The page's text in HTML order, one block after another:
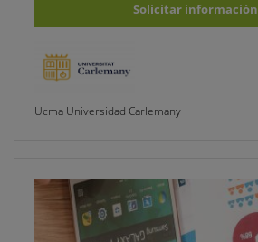
Solicitar información
Ucma Universidad Carlemany